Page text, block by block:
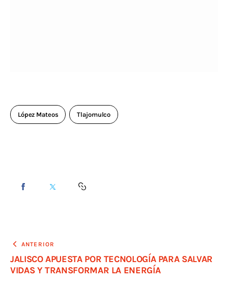
López Mateos Tlajomulco
ANTERIOR
JALISCO APUESTA POR TECNOLOGÍA PARA SALVAR
VIDAS Y TRANSFORMAR LA ENERGÍA